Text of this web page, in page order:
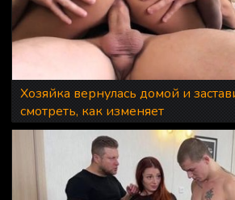
Хозяйка вернулась домой и
смотреть, как изменяет